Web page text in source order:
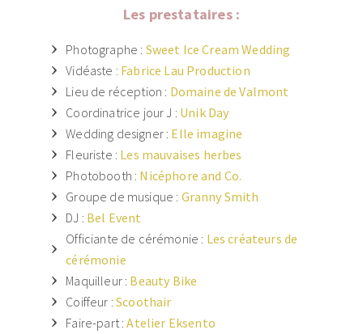
Les prestataires :
Photographe : Sweet Ice Cream Wedding
Vidéaste : Fabrice Lau Production
Lieu de réception : Domaine de Valmont
Coordinatrice jour J : Unik Day
Wedding designer : Elle imagine
Fleuriste : Les mauvaises herbes
Photobooth : Nicéphore and Co.
Groupe de musique : Granny Smith
DJ : Bel Event
Officiante de cérémonie : Les créateurs de
cérémonie
Maquilleur : Beauty Bike
Coiffeur :Scoothair
Faire-part :Atelier Eksento